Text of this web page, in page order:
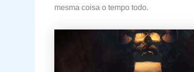
mesma coisa o tempo todo.